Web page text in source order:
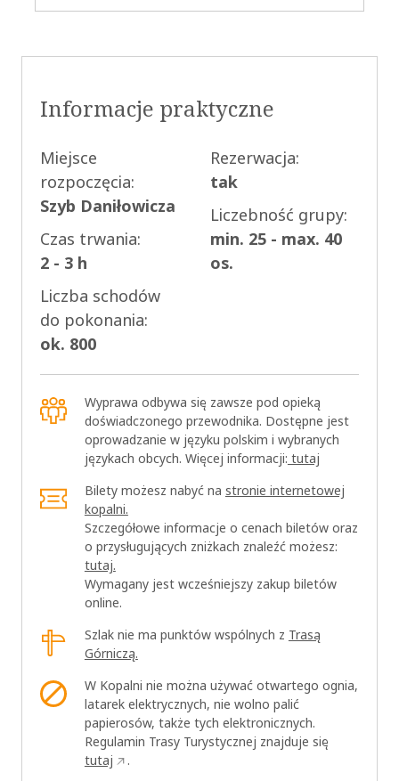
Informacje praktyczne
Miejsce
rozpoczęcia:
Szyb Daniłowicza
Czas trwania:
2 - 3 h
Liczba schodów
do pokonania:
ok. 800
Rezerwacja:
tak
Liczebność grupy:
min. 25 - max. 40
os.
Wyprawa odbywa się zawsze pod opieką
doświadczonego przewodnika. Dostępne jest
oprowadzanie w języku polskim i wybranych
językach obcych. Więcej informacji: tutaj
Bilety możesz nabyć na stronie internetowej
kopalni.
Szczegółowe informacje o cenach biletów oraz
o przysługujących zniżkach znaleźć możesz:
tutaj.
Wymagany jest wcześniejszy zakup biletów
online.
Szlak nie ma punktów wspólnych z Trasą
Górniczą.
W Kopalni nie można używać otwartego ognia,
latarek elektrycznych, nie wolno palić
papierosów, także tych elektronicznych.
Regulamin Trasy Turystycznej znajduje się
tutaj
.